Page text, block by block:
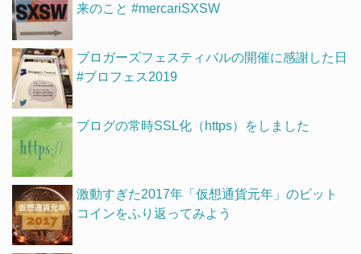
来のこと #mercariSXSW
ブロガーズフェスティバルの開催に感謝した日
#ブロフェス2019
ブログの常時SSL化（https）をしました
激動すぎた2017年「仮想通貨元年」のビット
コインをふり返ってみよう